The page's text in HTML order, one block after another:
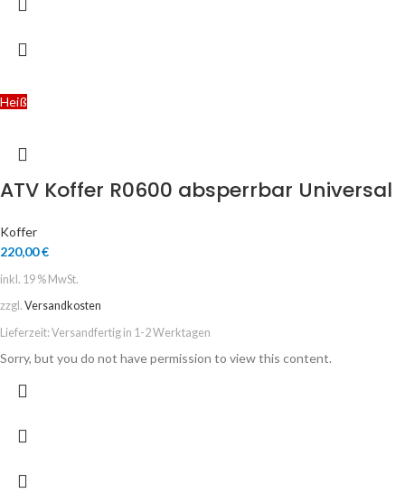
Heiß
ATV Koffer R0600 absperrbar Universal
Koffer
220,00€
inkl. 19 % MwSt.
zzgl. Versandkosten
Lieferzeit: Versandfertig in 1-2 Werktagen
Sorry, but you do not have permission to view this content.